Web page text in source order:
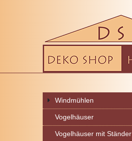
Windmühlen
Vogelhäuser
Vogelhäuser mit Ständer